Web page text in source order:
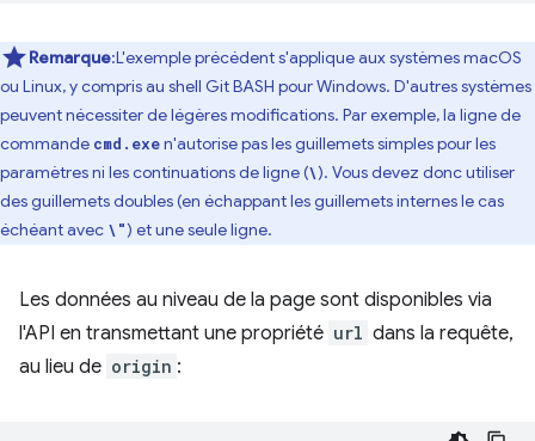
Remarque:L'exemple précédent s'applique aux systèmes macOS
ou Linux, y compris au shell Git BASH pour Windows. D'autres systèmes
peuvent nécessiter de légères modifications. Par exemple, la ligne de
commande cmd.exen'autorise pas les guillemets simples pour les
paramètres ni les continuations de ligne (\). Vous devez donc utiliser
des guillemets doubles (en échappant les guillemets internes le cas
échéant avec \") et une seule ligne.
Les données au niveau de la page sont disponibles via
l'API en transmettant une propriété url dans la requête,
au lieu de origin :